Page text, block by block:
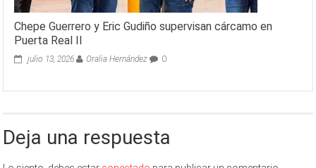
Chepe Guerrero y Eric Gudiño supervisan cárcamo en
Puerta Real II
julio 13, 2026 Oralia Hernández 0
Deja una respuesta